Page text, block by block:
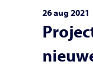
26 aug 2021